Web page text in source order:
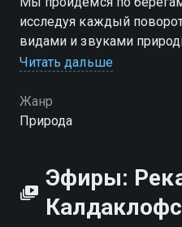
исследуя каждый
видами и звуками
спокойствие!
Посмотреть онлайн 1
Калдаклофсквизл вы
Читать дальше
Жанр
Природа
Эфиры: